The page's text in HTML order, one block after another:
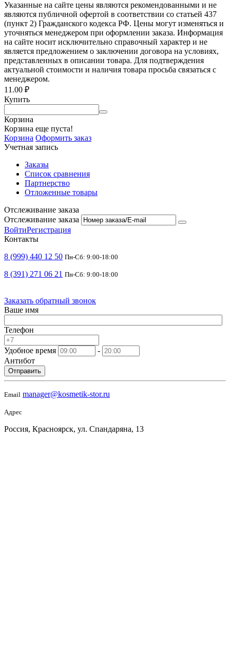
Указанные на сайте цены являются рекомендованными и не
являются публичной офертой в соответствии со статьей 437
(пункт 2) Гражданского кодекса РФ. Цены могут изменяться и
уточняться менеджером при оформлении заказа. Информация
на сайте носит исключительно справочный характер и не
является предложением о заключении договора на условиях,
представленных в описании товара. Для подтверждения
актуальной стоимости и наличия товара просьба связаться с
менеджером.
11.00 ₽
Купить
Корзина
Корзина еще пуста!
Корзина Оформить заказ
Учетная запись
Заказы
Список сравнения
Партнерство
Отложенные товары
Отслеживание заказа
Отслеживание заказа
ВойтиРегистрация
Контакты
8 (999) 440 12 50 Пн-Сб: 9:00-18:00
8 (391) 271 06 21 Пн-Сб: 9:00-18:00
Заказать обратный звонок
Ваше имя
Телефон
Удобное время
-
Антибот
Отправить
Email manager@kosmetik-stor.ru
Адрес
Россия, Красноярск, ул. Спандаряна, 13